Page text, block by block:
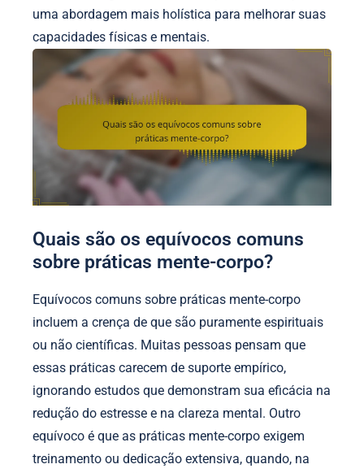
uma abordagem mais holística para melhorar suas
capacidades físicas e mentais.
Quais são os equívocos comuns
sobre práticas mente-corpo?
Equívocos comuns sobre práticas mente-corpo
incluem a crença de que são puramente espirituais
ou não científicas. Muitas pessoas pensam que
essas práticas carecem de suporte empírico,
ignorando estudos que demonstram sua eficácia na
redução do estresse e na clareza mental. Outro
equívoco é que as práticas mente-corpo exigem
treinamento ou dedicação extensiva, quando, na